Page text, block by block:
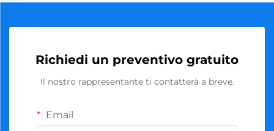
Richiedi un preventivo gratuito
Il nostro rappresentante ti contatterà a breve.
Email